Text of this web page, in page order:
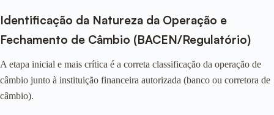
Identificação da Natureza da Operação e
Fechamento de Câmbio (BACEN/Regulatório)
A etapa inicial e mais crítica é a correta classificação da operação de
câmbio junto à instituição financeira autorizada (banco ou corretora de
câmbio).